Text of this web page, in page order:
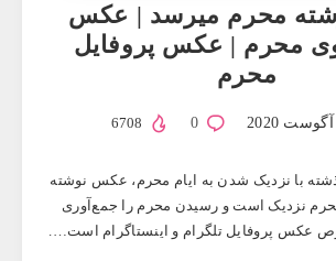
محرم میرسد | عکس
محرم | عکس پروفایل
محرم
0
با نزدیک شدن به ایام محرم، عکس ‌نوشته
نزدیک است و رسیدن محرم را جمع‌آوری
عکس پروفایل تلگرام و اینستاگرام است….